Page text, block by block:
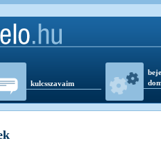
kulcsszavaim